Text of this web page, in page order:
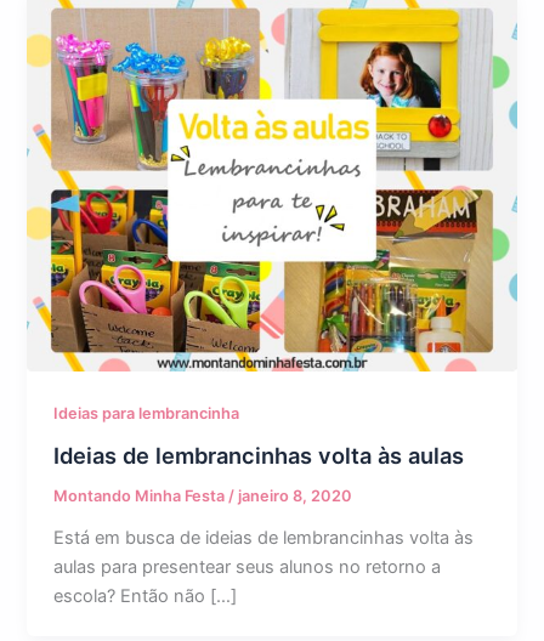
Ideias para lembrancinha
Ideias de lembrancinhas volta às aulas
Montando Minha Festa / janeiro 8, 2020
Está em busca de ideias de lembrancinhas volta às
aulas para presentear seus alunos no retorno a
escola? Então não […]